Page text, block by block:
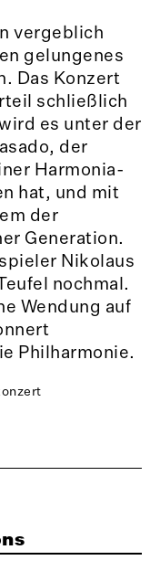
vergeblich
gelungenes
Das Konzert
schließlich
es unter der
der
Harmonia-
hat, und mit
der
Generation.
Nikolaus
nochmal.
Wendung auf
Philharmonie.